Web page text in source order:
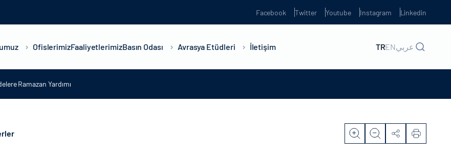
Facebook Twitter Youtube Instagram Linkedin
OfislerimizFaaliyetlerimizBasın Odası Avrasya Etüdleri İletişim TRENعربي
Ramazan Yardımı